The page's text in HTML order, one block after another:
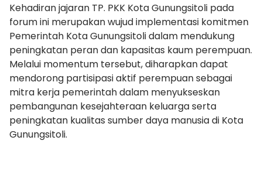
Kehadiran jajaran TP. PKK Kota Gunungsitoli pada
forum ini merupakan wujud implementasi komitmen
Pemerintah Kota Gunungsitoli dalam mendukung
peningkatan peran dan kapasitas kaum perempuan.
Melalui momentum tersebut, diharapkan dapat
mendorong partisipasi aktif perempuan sebagai
mitra kerja pemerintah dalam menyukseskan
pembangunan kesejahteraan keluarga serta
peningkatan kualitas sumber daya manusia di Kota
Gunungsitoli.